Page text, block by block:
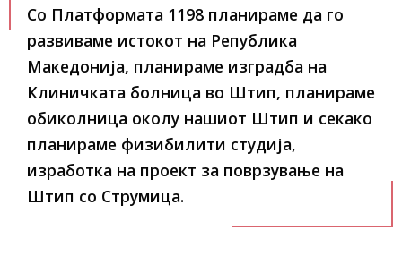
Со Платформата 1198 планираме да го
развиваме истокот на Република
Македонија, планираме изградба на
Клиничката болница во Штип, планираме
обиколница околу нашиот Штип и секако
планираме физибилити студија,
изработка на проект за поврзување на
Штип со Струмица.